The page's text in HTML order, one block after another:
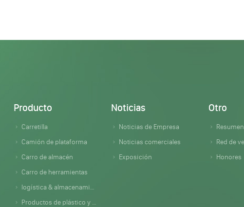
Producto
Carretilla
Camión de plataforma
Carro de almacén
Carro de herramientas
logística & almacenamiento
Productos de plástico y caucho
Noticias
Noticias de Empresa
Noticias comerciales
Exposición
Otro
Red de
Honores